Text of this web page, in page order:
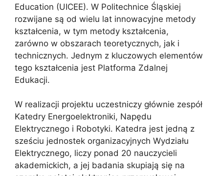
Education (UICEE). W Politechnice Śląskiej
rozwijane są od wielu lat innowacyjne metody
kształcenia, w tym metody kształcenia,
zarówno w obszarach teoretycznych, jak i
technicznych. Jednym z kluczowych elementów
tego kształcenia jest Platforma Zdalnej
Edukacji.
W realizacji projektu uczestniczy głównie zespół
Katedry Energoelektroniki, Napędu
Elektrycznego i Robotyki. Katedra jest jedną z
sześciu jednostek organizacyjnych Wydziału
Elektrycznego, liczy ponad 20 nauczycieli
akademickich, a jej badania skupiają się na